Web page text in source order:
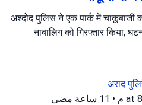
अश्दोद पुलिस ने एक पार्क में
नाबालिग को गिरफ्तार किया,
अराद
• 11 ساعة مضى